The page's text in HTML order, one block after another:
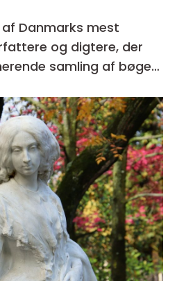
af Danmarks mest
og digtere, der
samling af bøger i